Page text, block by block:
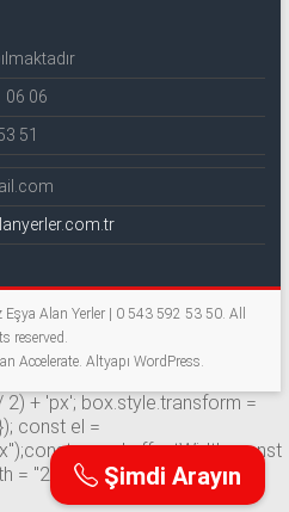
06 06
51
Eşya Alan Yerler | 0 543 592 53 50. All
reserved.
Accelerate. Altyapı WordPress.
Şimdi Arayın
+ 'px'; box.style.transform =
const el =
w = el.offsetWidth; const
= "200px"; el.style.height =